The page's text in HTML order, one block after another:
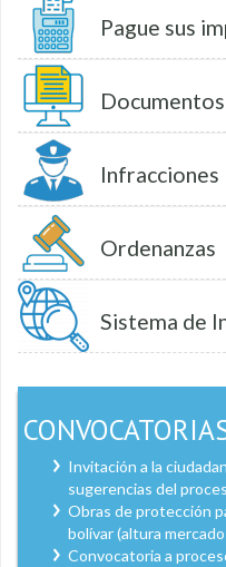
Pague sus
Infracciones
Ordenanzas
Sistema de
Invitación a la
sugerencias del
Obras de protección
bolívar (altura
Convocatoria a